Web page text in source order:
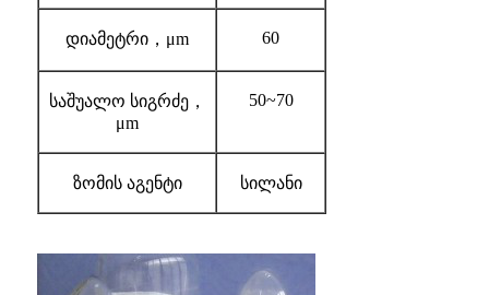
დიამეტრი ，μm 60
საშუალო სიგრძე，
μm
50~70
ზომის აგენტი სილანი